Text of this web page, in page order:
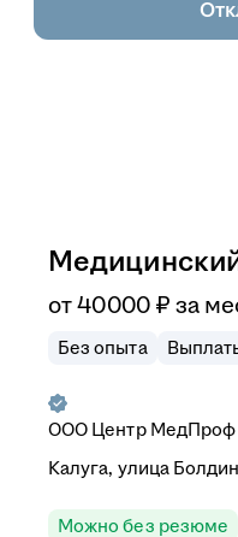
от40 000 ₽ за
Без опыта
ООО Центр МедПроф
Калуга, улица
Можно без резюме